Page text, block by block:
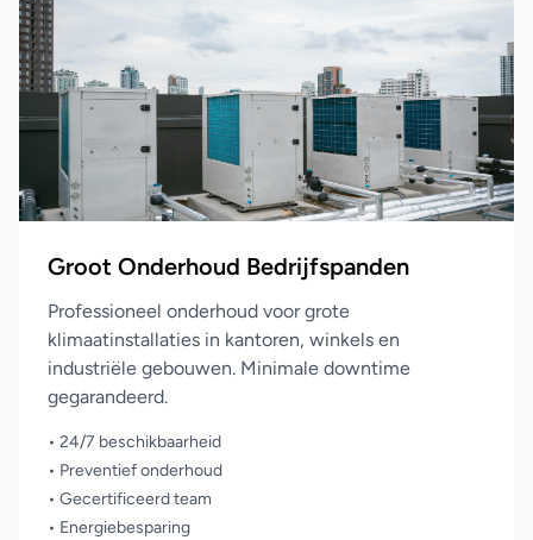
Groot Onderhoud Bedrijfspanden
Professioneel onderhoud voor grote
klimaatinstallaties in kantoren, winkels en
industriële gebouwen. Minimale downtime
gegarandeerd.
• 24/7 beschikbaarheid
• Preventief onderhoud
• Gecertificeerd team
• Energiebesparing